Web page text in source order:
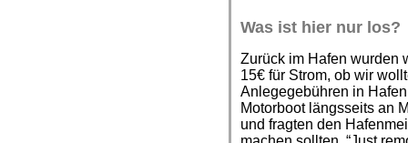
Was ist hier nur los?
Zurück im Hafen wurden
15€ für Strom, ob wir
Anlegegebühren in
Motorboot längsseits an
und fragten den